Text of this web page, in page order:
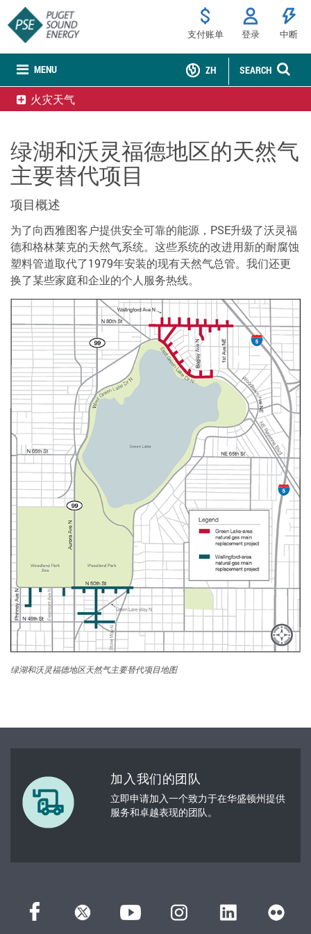
MENU
支付账单 登录 中断
SEARCH
ZH
火灾天气
绿湖和沃灵福德地区的天然气
主要替代项目
项目概述
为了向西雅图客户提供安全可靠的能源，PSE升级了沃灵福
德和格林莱克的天然气系统。这些系统的改进用新的耐腐蚀
塑料管道取代了1979年安装的现有天然气总管。我们还更
换了某些家庭和企业的个人服务热线。
绿湖和沃灵福德地区天然气主要替代项目地图
加入我们的团队
立即申请加入一个致力于在华盛顿州提供
服务和卓越表现的团队。